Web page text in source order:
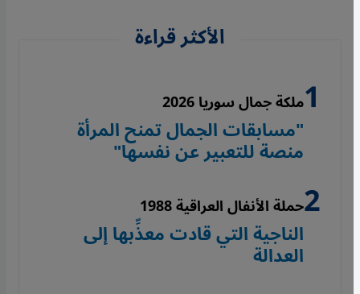
الأكثر قراءة
ملكة جمال سوريا 2026
"مسابقات الجمال تمنح المرأة
منصة للتعبير عن نفسها"
حملة الأنفال العراقية 1988
الناجية التي قادت معذِّبها إلى
العدالة